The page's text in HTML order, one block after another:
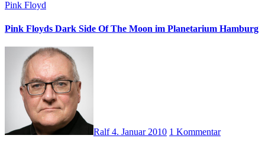
Pink Floyd
Pink Floyds Dark Side Of The Moon im Planetarium Hamburg
Ralf4. Januar 2010 1 Kommentar